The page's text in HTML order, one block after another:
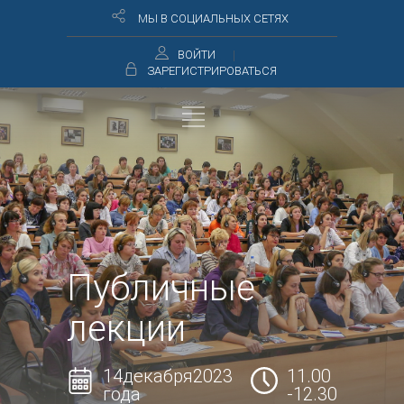
МЫ В СОЦИАЛЬНЫХ СЕТЯХ
ВОЙТИ
ЗАРЕГИСТРИРОВАТЬСЯ
Публичные
лекции
14декабря2023
года
11.00
-12.30